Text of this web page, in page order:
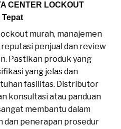
CENTER LOCKOUT
Tepat
murah, manajemen
penjual dan review
Pastikan produk yang
yang jelas dan
fasilitas. Distributor
konsultasi atau panduan
membantu dalam
dan penerapan prosedur